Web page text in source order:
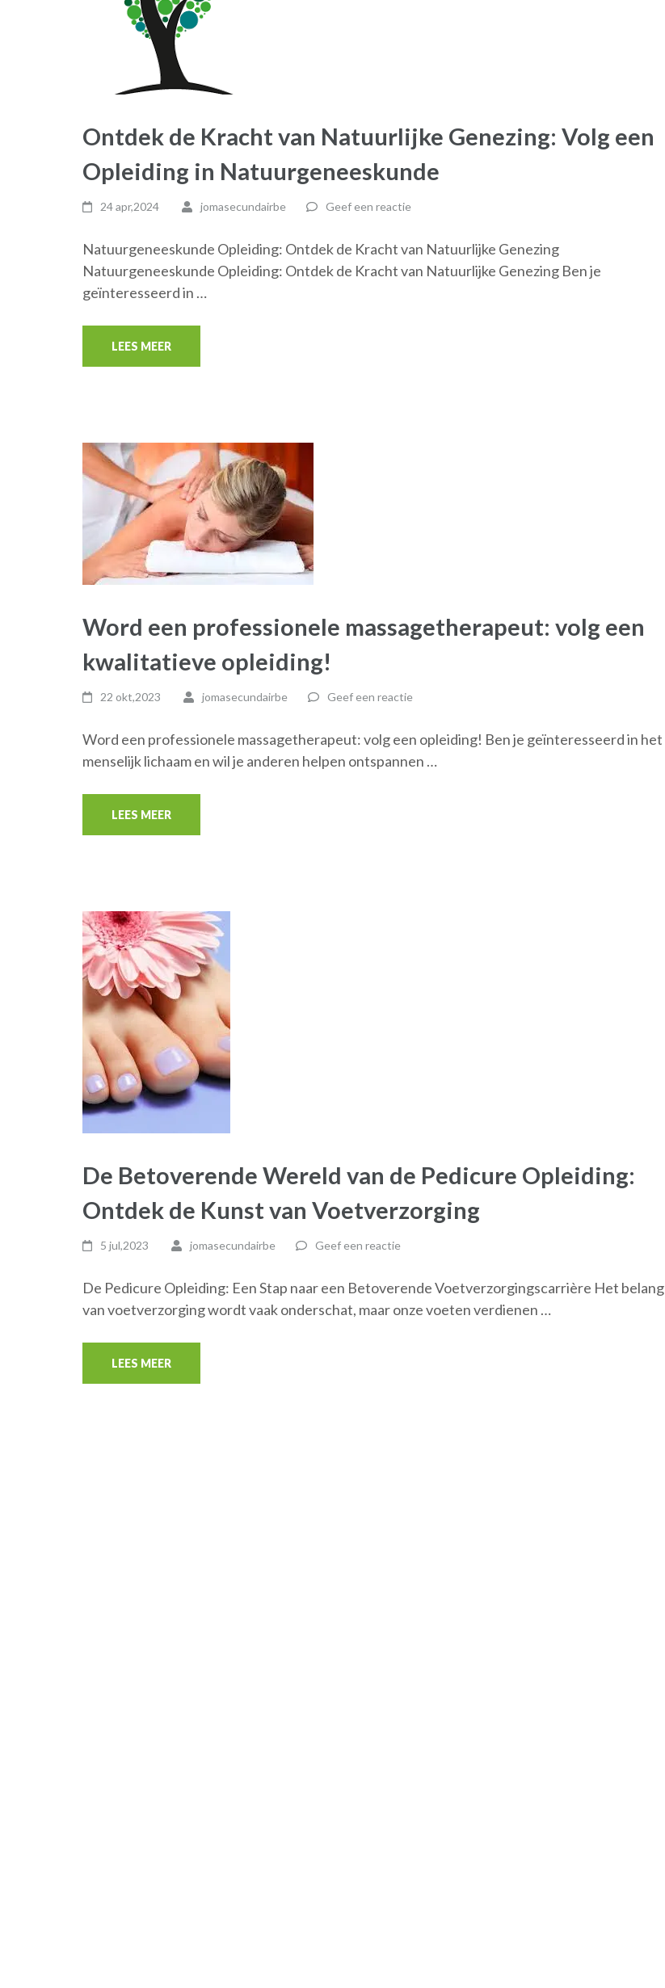
Ontdek de Kracht van Natuurlijke Genezing: Volg een
Opleiding in Natuurgeneeskunde
24 apr,2024 jomasecundairbe Geef een reactie
Natuurgeneeskunde Opleiding: Ontdek de Kracht van Natuurlijke Genezing
Natuurgeneeskunde Opleiding: Ontdek de Kracht van Natuurlijke Genezing Ben je
geïnteresseerd in …
LEES MEER
Word een professionele massagetherapeut: volg een
kwalitatieve opleiding!
22 okt,2023 jomasecundairbe Geef een reactie
Word een professionele massagetherapeut: volg een opleiding! Ben je geïnteresseerd in het
menselijk lichaam en wil je anderen helpen ontspannen …
LEES MEER
De Betoverende Wereld van de Pedicure Opleiding:
Ontdek de Kunst van Voetverzorging
5 jul,2023 jomasecundairbe Geef een reactie
De Pedicure Opleiding: Een Stap naar een Betoverende Voetverzorgingscarrière Het belang
van voetverzorging wordt vaak onderschat, maar onze voeten verdienen …
LEES MEER